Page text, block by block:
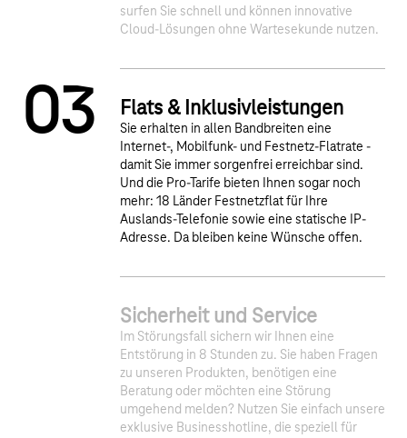
03
surfen Sie schnell und können innovative
Cloud-Lösungen ohne Wartesekunde nutzen.
Flats & Inklusivleistungen
Sie erhalten in allen Bandbreiten eine
Internet-, Mobilfunk- und Festnetz-Flatrate -
damit Sie immer sorgenfrei erreichbar sind.
Und die Pro-Tarife bieten Ihnen sogar noch
mehr: 18 Länder Festnetzflat für Ihre
Auslands-Telefonie sowie eine statische IP-
Adresse. Da bleiben keine Wünsche offen.
Sicherheit und Service
Im Störungsfall sichern wir Ihnen eine
Entstörung in 8 Stunden zu. Sie haben Fragen
zu unseren Produkten, benötigen eine
Beratung oder möchten eine Störung
umgehend melden? Nutzen Sie einfach unsere
exklusive Businesshotline, die speziell für